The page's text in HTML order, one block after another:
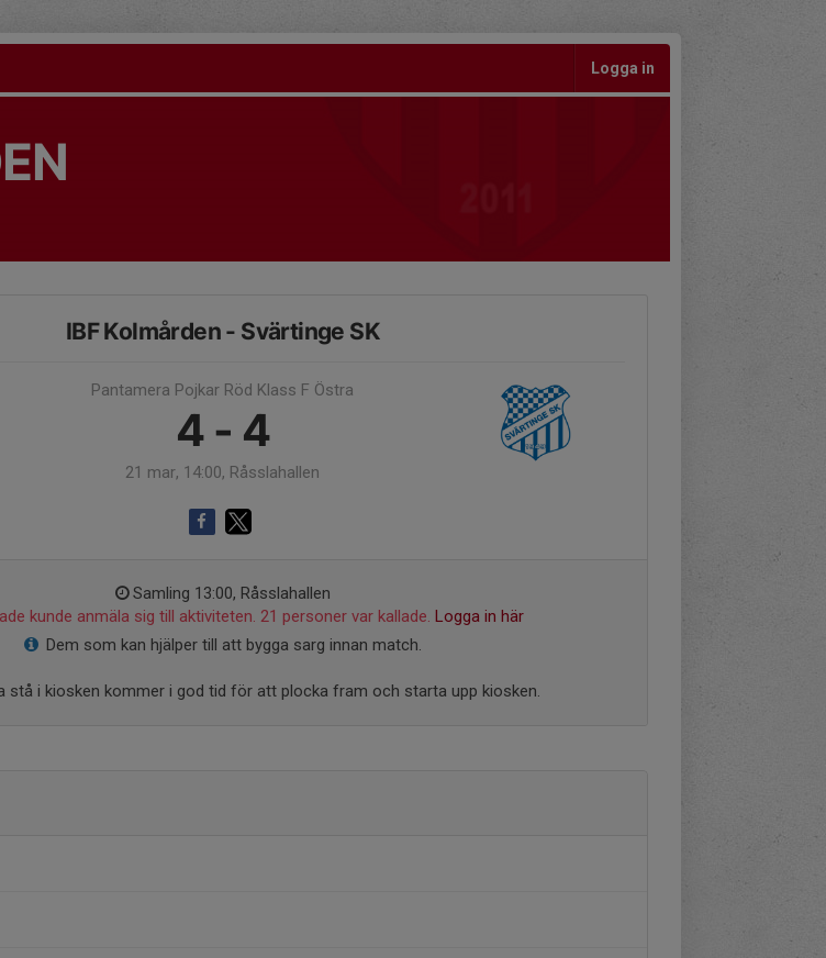
Logga in
IBF Kolmården - Svärtinge SK
Pantamera Pojkar Röd Klass F Östra
4 - 4
21 mar, 14:00, Råsslahallen
Samling 13:00, Råsslahallen
kunde anmäla sig till aktiviteten. 21 personer var kallade. Logga in här
Dem som kan hjälper till att bygga sarg innan match.
stå i kiosken kommer i god tid för att plocka fram och starta upp kiosken.